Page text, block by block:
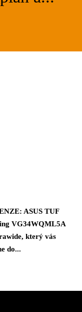
ASUS TUF
VG34WQML5A
který vás
do...